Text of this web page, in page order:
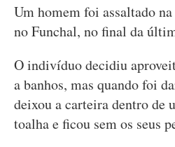
Um homem foi assaltado
no Funchal, no final da
O indivíduo decidiu
a banhos, mas quando foi
deixou a carteira dentro de
toalha e ficou sem os seus